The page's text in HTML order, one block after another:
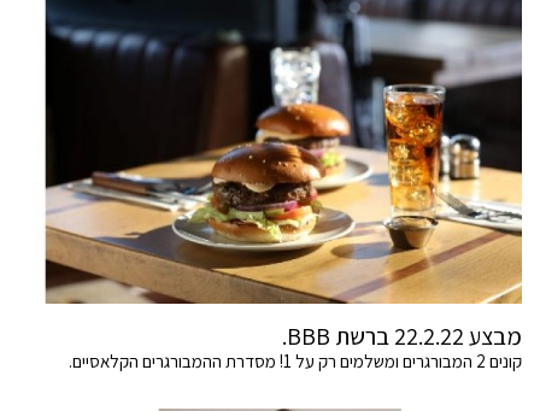
מבצע 22.2.22 ברשת BBB.
קונים 2 המבורגרים ומשלמים רק על 1! מסדרת ההמבורגרים הקלאסיים.